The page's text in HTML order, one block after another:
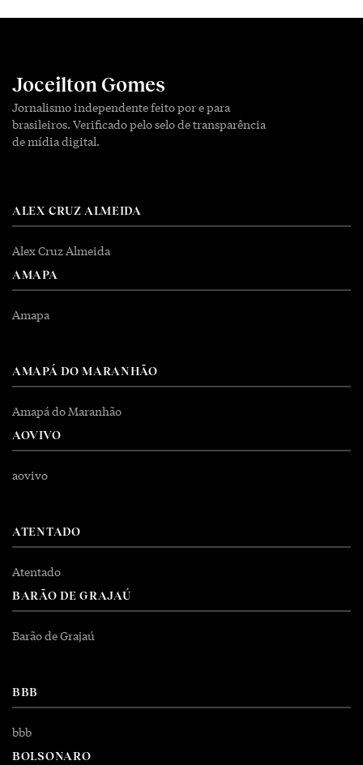
Joceilton Gomes
Jornalismo independente feito por e para
brasileiros. Verificado pelo selo de transparência
de mídia digital.
ALEX CRUZ ALMEIDA
Alex Cruz Almeida
AMAPA
Amapa
AMAPÁ DO MARANHÃO
Amapá do Maranhão
AOVIVO
aovivo
ATENTADO
Atentado
BARÃO DE GRAJAÚ
Barão de Grajaú
BBB
bbb
BOLSONARO